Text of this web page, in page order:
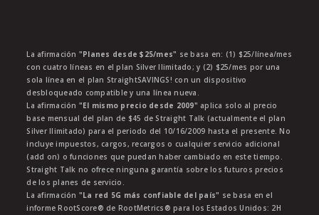
La afirmación "Planes desde $25/mes" se basa en: (1) $25/línea/mes
con cuatro líneas en el plan Silver Ilimitado; y (2) $25/mes por una
sola línea en el plan StraightSAVINGS! con un dispositivo
desbloqueado compatible y una línea nueva.
La afirmación "El mismo precio desde 2009" aplica solo al precio
base mensual del plan de $45 de Straight Talk (actualmente el plan
Silver Ilimitado) para el periodo del 10/16/2009 hasta el presente. No
incluye impuestos, cargos, recargos o cualquier servicio adicional
(add on) o funciones que puedan haber cambiado en este tiempo.
Straight Talk no ofrece ninguna garantía sobre los futuros precios
de los planes de servicio.
La afirmación "La red 5G más confiable del país" se basa en el
informe RootScore® de RootMetrics® para los Estados Unidos: 2H